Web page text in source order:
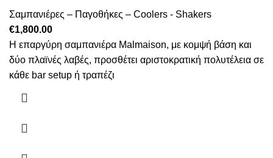
Σαμπανιέρες – Παγοθήκες – Coolers - Shakers
€1,800.00
Η επαργύρη σαμπανιέρα Malmaison, με κομψή βάση και
δύο πλαϊνές λαβές, προσθέτει αριστοκρατική πολυτέλεια σε
κάθε bar setup ή τραπέζι